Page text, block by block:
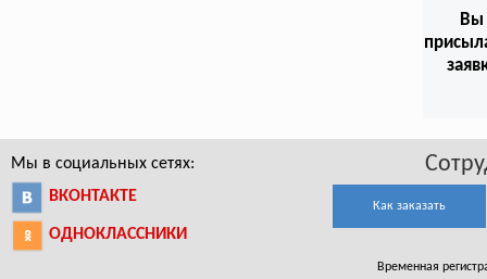
Вы
Мы в социальных сетях:
ВКОНТАКТЕ
ОДНОКЛАССНИКИ
Как заказать
Временная